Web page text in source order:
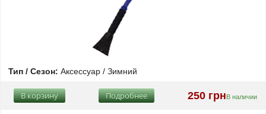
Тип / Сезон: Аксессуар / Зимний
250 грн В наличии
Подробнее
В корзину